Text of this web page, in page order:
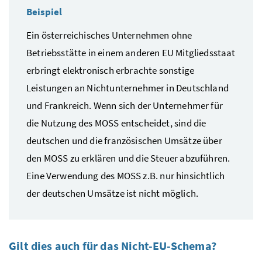
Beispiel
Ein österreichisches Unternehmen ohne
Betriebsstätte in einem anderen EU Mitgliedsstaat
erbringt elektronisch erbrachte sonstige
Leistungen an Nichtunternehmer in Deutschland
und Frankreich. Wenn sich der Unternehmer für
die Nutzung des MOSSentscheidet, sind die
deutschen und die französischen Umsätze über
den MOSSzu erklären und die Steuer abzuführen.
Eine Verwendung des MOSSz.B. nur hinsichtlich
der deutschen Umsätze ist nicht möglich.
Gilt dies auch für das Nicht-EU-Schema?